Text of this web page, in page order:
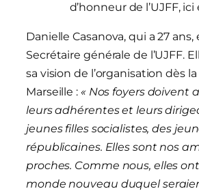
d’honneur de l’UJFF, ici
Danielle Casanova, qui a 27 ans,
Secrétaire générale de l’UJFF.
sa vision de l’organisation dès
Marseille : « Nos foyers doivent
leurs adhérentes et leurs
jeunes filles socialistes, des
républicaines. Elles sont nos
proches. Comme nous, elles
monde nouveau duquel